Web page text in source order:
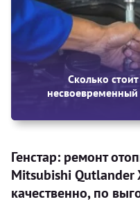
Сколько
Генстар: ремонт
Mitsubishi Qutlander
качественно, по